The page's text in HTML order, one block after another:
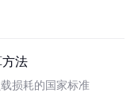
法
损耗的国家标准